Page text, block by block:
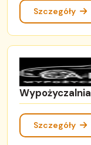
Szczegóły
Szczegóły